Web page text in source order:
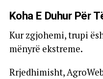
Koha E Duhur Për
Kur zgjohemi, trupi
mënyrë ekstreme.
Rrjedhimisht,